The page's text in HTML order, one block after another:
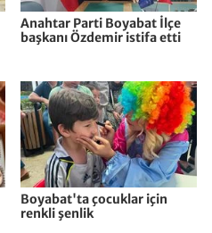
Anahtar Parti Boyabat İlçe
başkanı Özdemir istifa etti
Boyabat'ta çocuklar için
renkli şenlik